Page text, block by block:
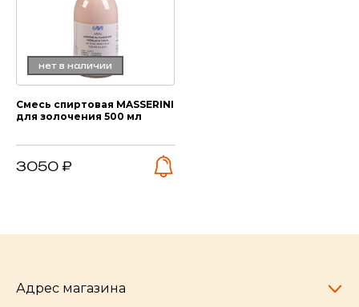
нет в наличии
Смесь спиртовая MASSERINI
для золочения 500 мл
3050 ₽
Адрес магазина